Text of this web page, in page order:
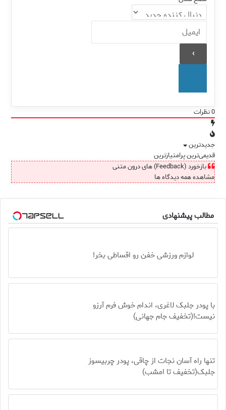
0نظرات
جدیدترین
قدیمی‌ترینپرامتیازترین
بازخورد (Feedback) های درون متنی
مشاهده همه دیدگاه ها
مطالب پیشنهادی
لوازم ورزشی خفن رو اقساطی بخر!
با پودر جلبک لاغری، اندام خوش فرم آرزو
نیست!(تخفیف جام جهانی)
تنها راه آسان نجات از چاقی، پودر چربیسوز
جلبک(تخفیف تا امشب)